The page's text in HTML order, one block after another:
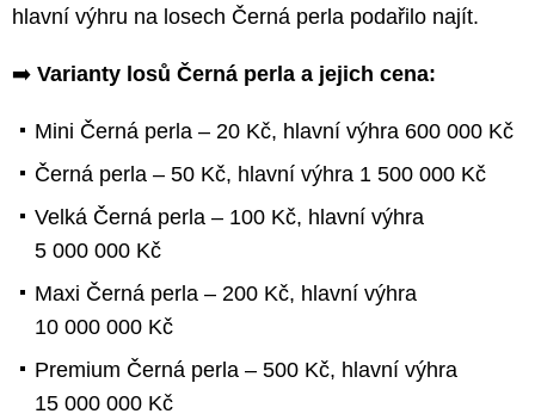
hlavní výhru na losech Černá perla podařilo najít.
➡️ Varianty losů Černá perla a jejich cena:
Mini Černá perla – 20 Kč, hlavní výhra 600 000 Kč
Černá perla – 50 Kč, hlavní výhra 1 500 000 Kč
Velká Černá perla – 100 Kč, hlavní výhra
5 000 000 Kč
Maxi Černá perla – 200 Kč, hlavní výhra
10 000 000 Kč
Premium Černá perla – 500 Kč, hlavní výhra
15 000 000 Kč